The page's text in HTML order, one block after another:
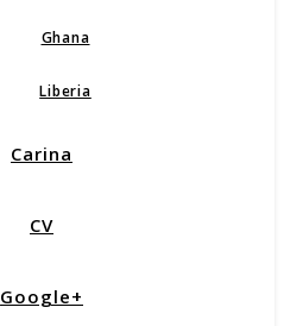
Ghana
Liberia
Carina
CV
Google+